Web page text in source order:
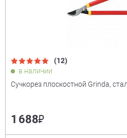
(12)
в наличии
Сучкорез плоскостной Grinda,
1 688₽